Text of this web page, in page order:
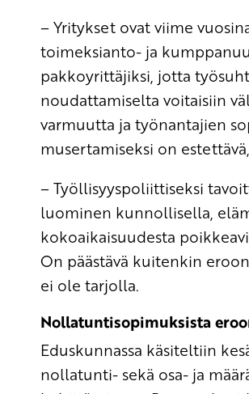
– Yritykset ovat viime
toimeksianto- ja
pakkoyrittäjiksi, jotta
noudattamiselta voitaisiin
varmuutta ja työnantajien
musertamiseksi on
– Työllisyyspoliittiseksi
luominen kunnollisella,
kokoaikaisuudesta
On päästävä kuitenkin
ei ole tarjolla.
Nollatuntisopimuksista
Eduskunnassa käsiteltiin
nollatunti- sekä osa- ja